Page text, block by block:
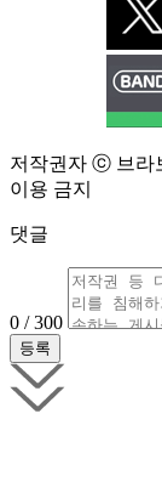
저작권자 ⓒ 브라
이용 금지
댓글
0 / 300